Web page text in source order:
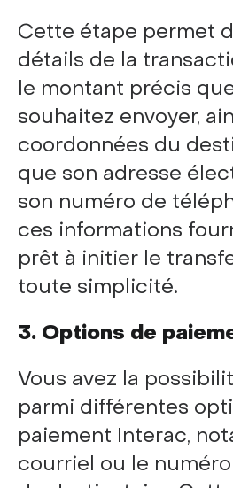
Cette étape permet
détails de la
le montant précis
souhaitez envoyer,
coordonnées du
que son adresse
son numéro de
ces informations
prêt à initier le
toute simplicité.
3. Options de
Vous avez la
parmi différentes
paiement Interac,
courriel ou le